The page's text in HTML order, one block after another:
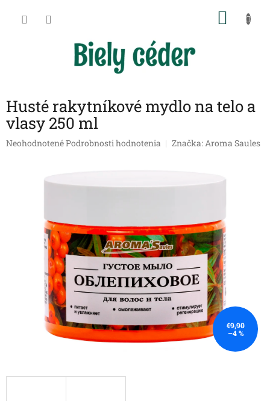
Husté rakytníkové mydlo na telo a
vlasy 250 ml
Priemerné
hviezdičiek.
NeohodnotenéPodrobnosti hodnotenia Značka:Aroma Saules
€9,90
–4 %